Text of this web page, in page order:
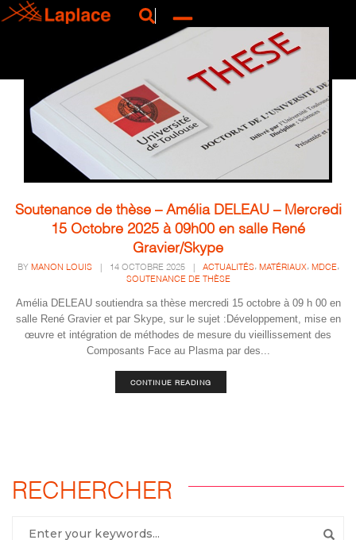
Soutenance de thèse – Amélia DELEAU – Mercredi
15 Octobre 2025 à 09h00 en salle René
Gravier/Skype
BY MANON LOUIS 14 OCTOBRE 2025 ACTUALITÉS, MATÉRIAUX, MDCE,
SOUTENANCE DE THÈSE
Amélia DELEAU soutiendra sa thèse mercredi 15 octobre à 09 h 00 en
salle René Gravier et par Skype, sur le sujet :Développement, mise en
œuvre et intégration de méthodes de mesure du vieillissement des
Composants Face au Plasma par des...
CONTINUE READING
RECHERCHER